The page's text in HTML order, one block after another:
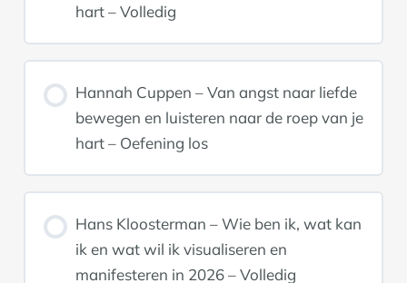
hart – Volledig
Hannah Cuppen – Van angst naar liefde
bewegen en luisteren naar de roep van je
hart – Oefening los
Hans Kloosterman – Wie ben ik, wat kan
ik en wat wil ik visualiseren en
manifesteren in 2026 – Volledig